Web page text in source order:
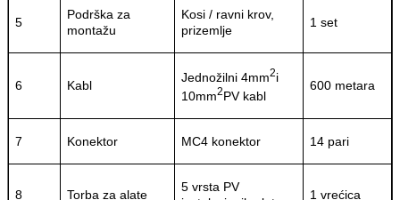
5
Podrška za
montažu
Kosi / ravni krov,
prizemlje
1 set
6 Kabl
Jednožilni 4mm2i
10mm2PV kabl
600 metara
7 Konektor MC4 konektor 14 pari
8 Torba za alate
5 vrsta PV
1 vrećica